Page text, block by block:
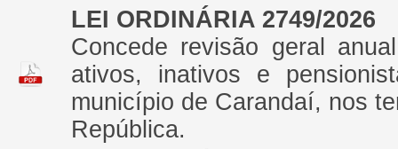
LEI ORDINÁRIA 2749/2026
Concede revisão geral
ativos, inativos e
município de Carandaí, nos
República.